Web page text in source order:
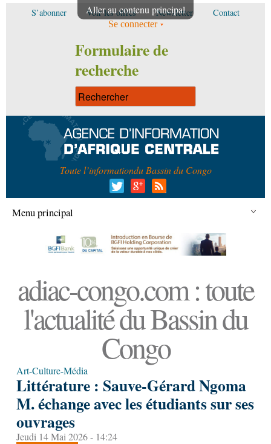
Aller au contenu principal
S’abonner Voir les offres Newsletter Contact
Se connecter
Formulaire de
recherche
Toute l’informationdu Bassin du Congo
Menu principal
adiac-congo.com : toute
l'actualité du Bassin du
Congo
Art-Culture-Média
Littérature : Sauve-Gérard Ngoma
M. échange avec les étudiants sur ses
ouvrages
Jeudi 14 Mai 2026 - 14:24